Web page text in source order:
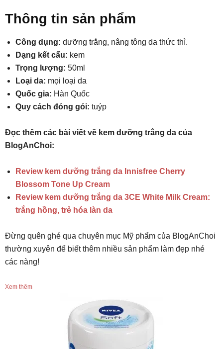
Thông tin sản phẩm
Công dụng: dưỡng trắng, nâng tông da thức thì.
Dạng kết cấu: kem
Trọng lượng: 50ml
Loại da: mọi loại da
Quốc gia: Hàn Quốc
Quy cách đóng gói: tuýp
Đọc thêm các bài viết về kem dưỡng trắng da của
BlogAnChoi:
Review kem dưỡng trắng da Innisfree Cherry
Blossom Tone Up Cream
Review kem dưỡng trắng da 3CE White Milk Cream:
trắng hồng, trẻ hóa làn da
Đừng quên ghé qua chuyên mục Mỹ phẩm của BlogAnChoi
thường xuyên để biết thêm nhiều sản phẩm làm đẹp nhé
các nàng!
Xem thêm